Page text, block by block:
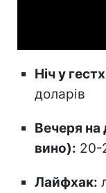
Ніч у
доларів
Вечеря
вино): 20-
Лайфхак: